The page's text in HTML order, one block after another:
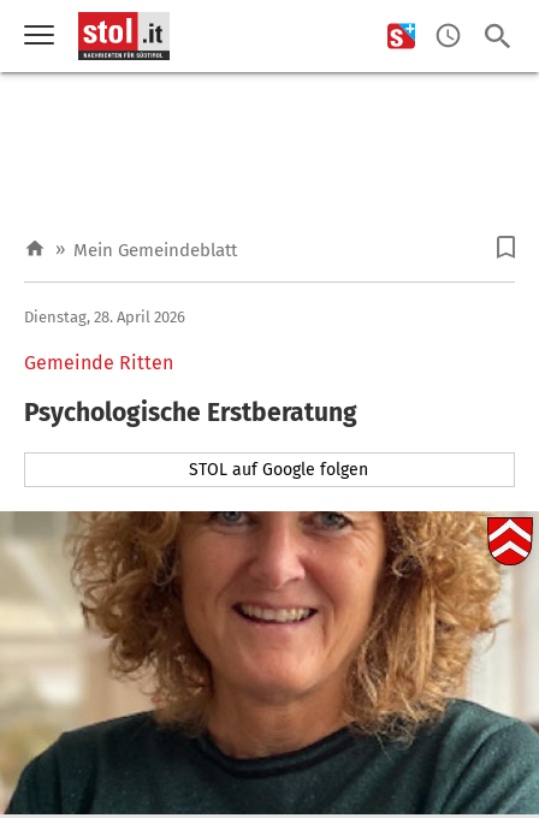
» Mein Gemeindeblatt
Gemeinde Ritten
Dienstag, 28. April 2026
Psychologische Erstberatung
STOL auf Google folgen